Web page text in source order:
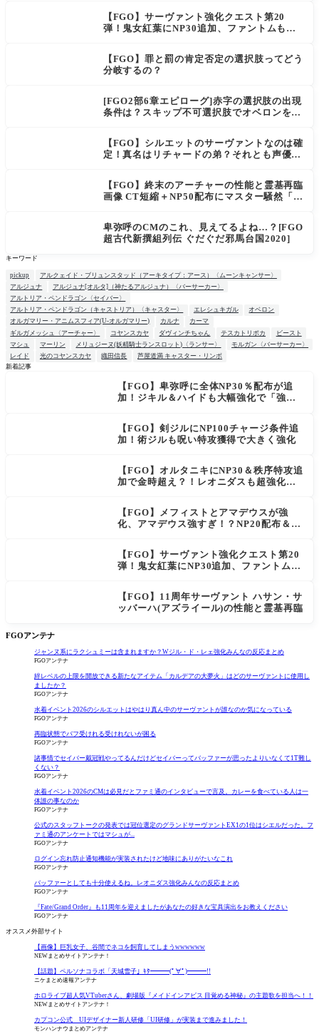
【FGO】サーヴァント強化クエスト第20
弾！鬼女紅葉にNP30追加、ファントムも大
【FGO】罪と罰の肯定否定の選択肢ってどう
分岐するの？
[FGO2部6章エピローグ]赤字の選択肢の出現
条件は？スキップ不可選択肢でオベロンを疑
【FGO】シルエットのサーヴァントなのは確
定！真名はリチャードの弟？それとも声優さ
【FGO】終末のアーチャーの性能と霊基再臨
画像 CT短縮＋NP50配布にマスター騒然「普
卑弥呼のCMのこれ、見えてるよね…？[FGO
超古代新撰組列伝 ぐだぐだ邪馬台国2020]
キーワード
pickup
アルクェイド・ブリュンスタッド（アーキタイプ：アース）〈ムーンキャンサー〉
アルジュナ
アルジュナ[オルタ]（神たるアルジュナ）〈バーサーカー〉
アルトリア・ペンドラゴン〈セイバー〉
アルトリア・ペンドラゴン（キャストリア）〈キャスター〉
エレシュキガル
オベロン
オルガマリー・アニムスフィア(U-オルガマリー)
カルナ
カーマ
ギルガメッシュ〈アーチャー〉
コヤンスカヤ ダヴィンチちゃん テスカトリポカ
ビースト
マシュ
マーリン メリュジーヌ(妖精騎士ランスロット)〈ランサー〉
モルガン〈バーサーカー〉
レイド
光のコヤンスカヤ 織田信長
芦屋道満 キャスター・リンボ
新着記事
【FGO】卑弥呼に全体NP30％配布が追
加！ジキル＆ハイドも大幅強化で「強す
【FGO】剣ジルにNP100チャージ条件追
加！術ジルも呪い特攻獲得で大きく強化
【FGO】オルタニキにNP30＆秩序特攻追
加で金時超え？！レオニダスも超強化で
【FGO】メフィストとアマデウスが強
化、アマデウス強すぎ！？NP20配布＆Ar
【FGO】サーヴァント強化クエスト第20
弾！鬼女紅葉にNP30追加、ファントムも
【FGO】11周年サーヴァント ハサン・サ
ッバーハ(アズライール)の性能と霊基再臨
FGOアンテナ
ジャンヌ系にラクシュミーは含まれますか？Wジル・ド・レェ強化みんなの反応まとめ
FGOアンテナ
絆レベルの上限を開放できる新たなアイテム「カルデアの大夢火」はどのサーヴァントに使用し
ましたか？
FGOアンテナ
水着イベント2026のシルエットはやはり真ん中のサーヴァントが誰なのか気になっている
FGOアンテナ
再臨状態でバフ受けれる受けれないが困る
FGOアンテナ
諸事情でセイバー戴冠戦やってるんだけどセイバーってバッファーが思ったよりいなくて1T難し
くない？
FGOアンテナ
水着イベント2026のCMは必見だとファミ通のインタビューで言及。カレーを食べている人は一
体誰の事なのか
FGOアンテナ
公式のスタッフトークの発表では冠位選定のグランドサーヴァントEX1の1位はシエルだった。フ
ァミ通のアンケートではマシュが...
FGOアンテナ
ログイン忘れ防止通知機能が実装されたけど地味にありがたいなこれ
FGOアンテナ
バッファーとしても十分使えるね。レオニダス強化みんなの反応まとめ
FGOアンテナ
『Fate/Grand Order』も11周年を迎えましたがあなたの好きな宝具演出をお教えください
FGOアンテナ
オススメ外部サイト
【画像】巨乳女子、谷間でネコを飼育してしまうwwwwww
NEWまとめサイトアンテナ！
【話題】ペルソナコラボ「天城雪子」ｷﾀ━━━(ﾟ∀ﾟ)━━━!!
ニケまとめ速報アンテナ
ホロライブ超人気VTuberさん、劇場版『メイドインアビス 目覚める神秘』の主題歌を担当へ！！
NEWまとめサイトアンテナ！
カプコン公式 UIデザイナー新人研修「UI研修」が実装まで進みました！
モンハンナウまとめアンテナ